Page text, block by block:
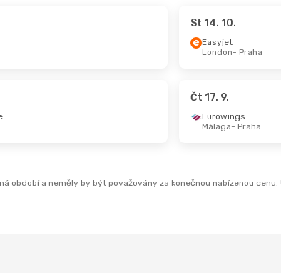
Praha - Kodaň
St 14. 10.
Easyjet
London- Praha
Čt 17. 9.
Eurowings
Málaga- Praha
a neměly by být považovány za konečnou nabízenou